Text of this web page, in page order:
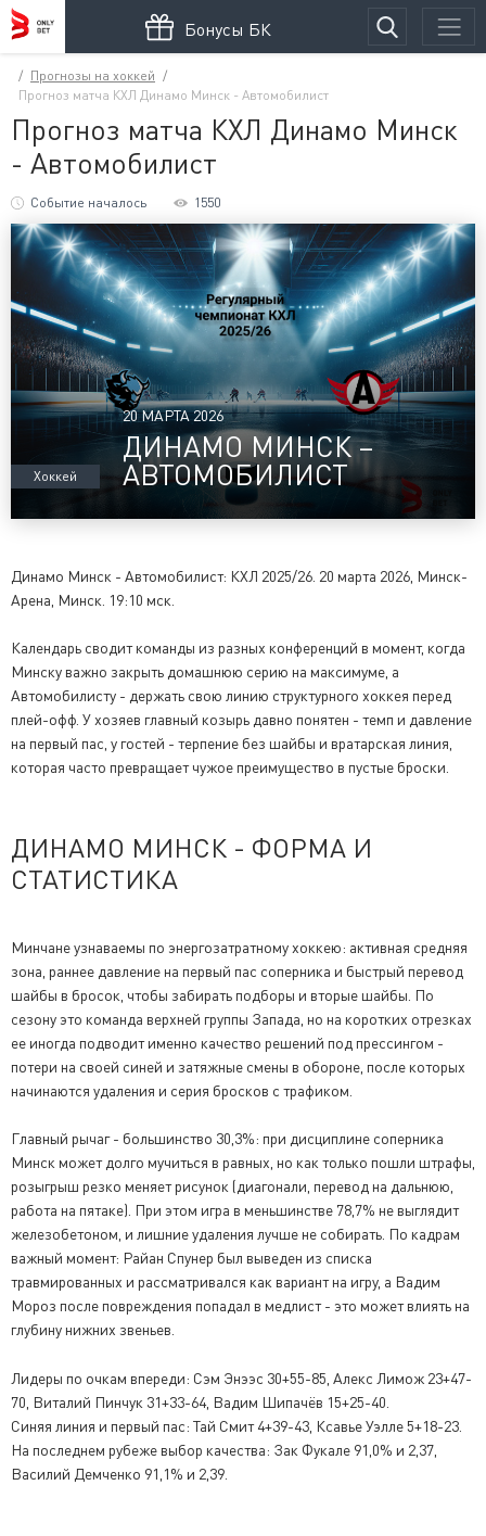
Бонусы БК
Прогнозы на хоккей
Прогноз матча КХЛ Динамо Минск - Автомобилист
Прогноз матча КХЛ Динамо Минск
- Автомобилист
Событие началось 1550
Хоккей
20 МАРТА 2026
ДИНАМО МИНСК –
АВТОМОБИЛИСТ
Динамо Минск - Автомобилист: КХЛ 2025/26. 20 марта 2026, Минск-
Арена, Минск. 19:10 мск.
Календарь сводит команды из разных конференций в момент, когда
Минску важно закрыть домашнюю серию на максимуме, а
Автомобилисту - держать свою линию структурного хоккея перед
плей-офф. У хозяев главный козырь давно понятен - темп и давление
на первый пас, у гостей - терпение без шайбы и вратарская линия,
которая часто превращает чужое преимущество в пустые броски.
ДИНАМО МИНСК - ФОРМА И
СТАТИСТИКА
Минчане узнаваемы по энергозатратному хоккею: активная средняя
зона, раннее давление на первый пас соперника и быстрый перевод
шайбы в бросок, чтобы забирать подборы и вторые шайбы. По
сезону это команда верхней группы Запада, но на коротких отрезках
ее иногда подводит именно качество решений под прессингом -
потери на своей синей и затяжные смены в обороне, после которых
начинаются удаления и серия бросков с трафиком.
Главный рычаг - большинство 30,3%: при дисциплине соперника
Минск может долго мучиться в равных, но как только пошли штрафы,
розыгрыш резко меняет рисунок (диагонали, перевод на дальнюю,
работа на пятаке). При этом игра в меньшинстве 78,7% не выглядит
железобетоном, и лишние удаления лучше не собирать. По кадрам
важный момент: Райан Спунер был выведен из списка
травмированных и рассматривался как вариант на игру, а Вадим
Мороз после повреждения попадал в медлист - это может влиять на
глубину нижних звеньев.
Лидеры по очкам впереди: Сэм Энээс 30+55-85, Алекс Лимож 23+47-
70, Виталий Пинчук 31+33-64, Вадим Шипачёв 15+25-40.
Синяя линия и первый пас: Тай Смит 4+39-43, Ксавье Уэлле 5+18-23.
На последнем рубеже выбор качества: Зак Фукале 91,0% и 2,37,
Василий Демченко 91,1% и 2,39.